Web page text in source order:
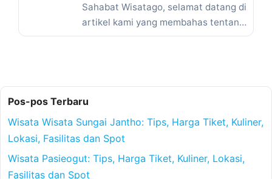
Sahabat Wisatago, selamat datang di
artikel kami yang membahas tentang
tempat wisata di Lombok! Siapa ...
Pos-pos Terbaru
Wisata Wisata Sungai Jantho: Tips, Harga Tiket, Kuliner,
Lokasi, Fasilitas dan Spot
Wisata Pasieogut: Tips, Harga Tiket, Kuliner, Lokasi,
Fasilitas dan Spot